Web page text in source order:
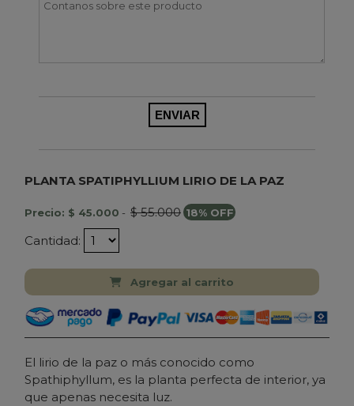
PLANTA SPATIPHYLLIUM LIRIO DE LA PAZ
Precio: $ 45.000 - $ 55.000 18% OFF
Cantidad:
Agregar al carrito
El lirio de la paz o más conocido como
Spathiphyllum, es la planta perfecta de interior, ya
que apenas necesita luz.